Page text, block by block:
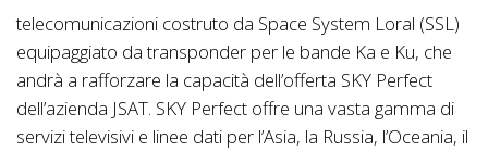
telecomunicazioni costruto da Space System Loral (SSL)
equipaggiato da transponder per le bande Ka e Ku, che
andrà a rafforzare la capacità dell’offerta SKY Perfect
dell’azienda JSAT. SKY Perfect offre una vasta gamma di
servizi televisivi e linee dati per l’Asia, la Russia, l’Oceania, il